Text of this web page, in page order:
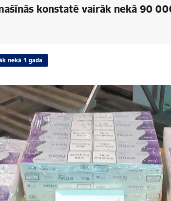
konstatē vairāk nekā 90
nekā 1 gada